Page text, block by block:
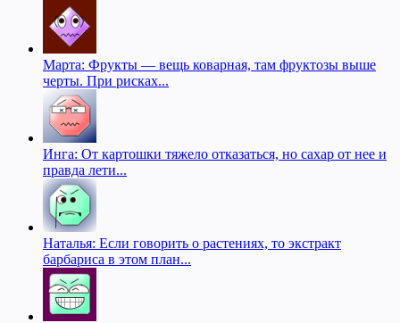
Марта: Фрукты — вещь коварная, там фруктозы выше
черты. При рисках...
Инга: От картошки тяжело отказаться, но сахар от нее и
правда лети...
Наталья: Если говорить о растениях, то экстракт
барбариса в этом план...